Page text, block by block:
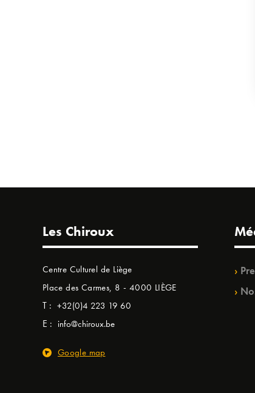
Les Chiroux
Centre Culturel de Liège
Place des Carmes, 8 - 4000 LIÈGE
T : +32(0)4 223 19 60
E : info@chiroux.be
Google map